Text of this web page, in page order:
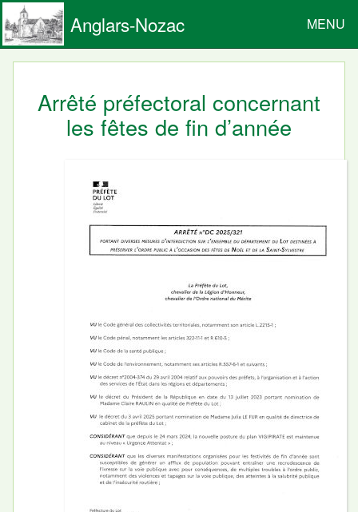
Anglars-Nozac MENU
Arrêté préfectoral concernant
les fêtes de fin d’année